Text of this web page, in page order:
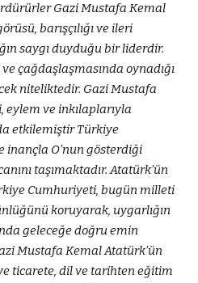
Gazi Mustafa Kemal
barışçılığı ve ileri
saygı duyduğu bir liderdir.
çağdaşlaşmasında oynadığı
niteliktedir. Gazi Mustafa
ve inkılaplarıyla
etkilemiştir Türkiye
inançla O’nun gösterdiği
taşımaktadır. Atatürk’ün
Cumhuriyeti, bugün milleti
koruyarak, uygarlığın
geleceğe doğru emin
Mustafa Kemal Atatürk’ün
ticarete, dil ve tarihten eğitim